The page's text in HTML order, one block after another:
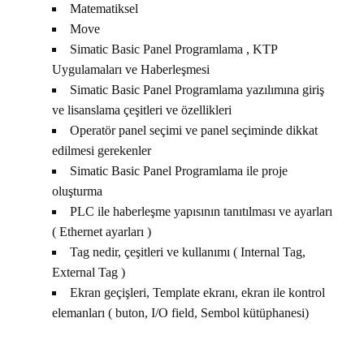
Matematiksel
Move
Simatic Basic Panel Programlama , KTP
Uygulamaları ve Haberleşmesi
Simatic Basic Panel Programlama yazılımına giriş
ve lisanslama çeşitleri ve özellikleri
Operatör panel seçimi ve panel seçiminde dikkat
edilmesi gerekenler
Simatic Basic Panel Programlama ile proje
oluşturma
PLC ile haberleşme yapısının tanıtılması ve ayarları
( Ethernet ayarları )
Tag nedir, çeşitleri ve kullanımı ( Internal Tag,
External Tag )
Ekran geçişleri, Template ekranı, ekran ile kontrol
elemanları ( buton, I/O field, Sembol kütüphanesi)